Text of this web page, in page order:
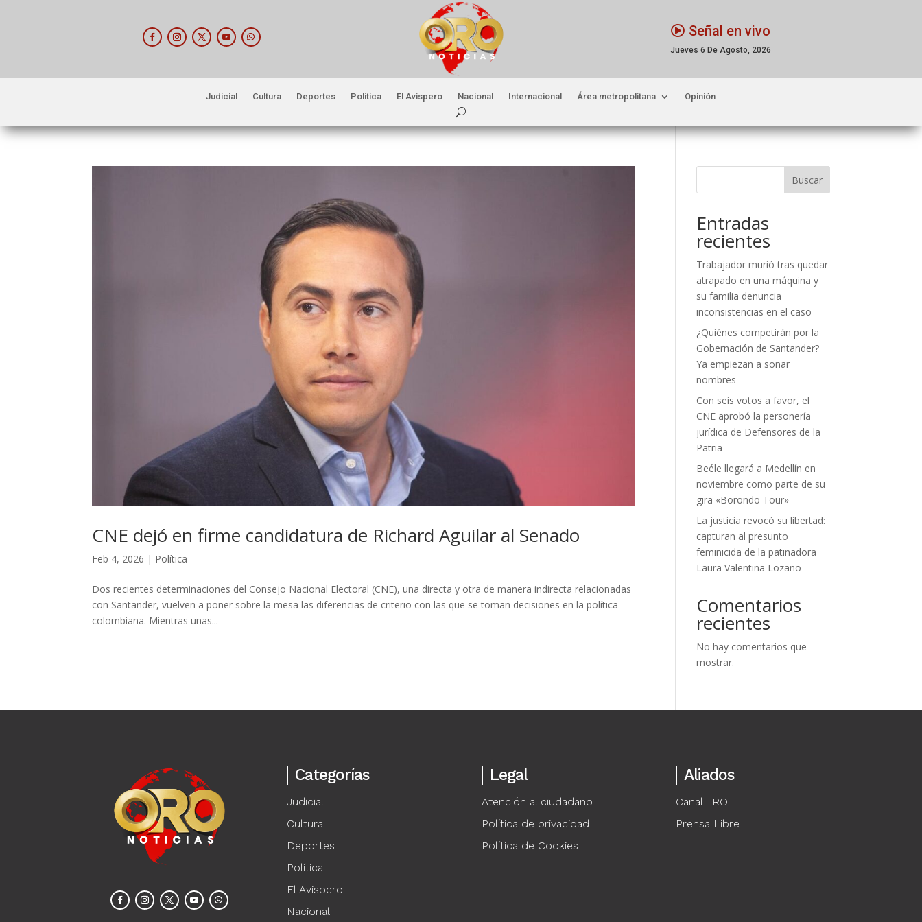
Señal en vivo
Jueves 6 De Agosto, 2026
Judicial Cultura Deportes Política El Avispero Nacional Internacional Área metropolitana Opinión
CNE dejó en firme candidatura de Richard Aguilar al Senado
Feb 4, 2026 | Política
Dos recientes determinaciones del Consejo Nacional Electoral (CNE), una directa y otra de manera indirecta relacionadas
con Santander, vuelven a poner sobre la mesa las diferencias de criterio con las que se toman decisiones en la política
colombiana. Mientras unas...
Buscar
Entradas
recientes
Trabajador murió tras quedar
atrapado en una máquina y
su familia denuncia
inconsistencias en el caso
¿Quiénes competirán por la
Gobernación de Santander?
Ya empiezan a sonar
nombres
Con seis votos a favor, el
CNE aprobó la personería
jurídica de Defensores de la
Patria
Beéle llegará a Medellín en
noviembre como parte de su
gira «Borondo Tour»
La justicia revocó su libertad:
capturan al presunto
feminicida de la patinadora
Laura Valentina Lozano
Comentarios
recientes
No hay comentarios que
mostrar.
Categorías
Judicial
Cultura
Deportes
Política
El Avispero
Nacional
Legal
Atención al ciudadano
Política de privacidad
Política de Cookies
Aliados
Canal TRO
Prensa Libre